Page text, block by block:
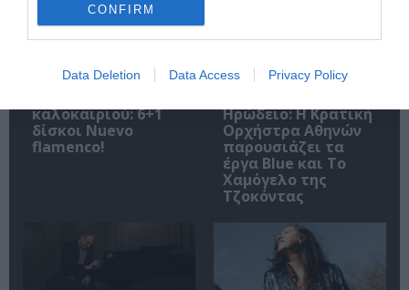
CONFIRM
Data Deletion Data Access Privacy Policy
Το soundtrack του
καλοκαιριού: 6+1
δίσκοι Nuevo
flamenco!
Η Αμερική του
Ηρώδειο: Η Κρατική
Ορχήστρα Αθηνών
παρουσιάζει τα
έργα Blue και Το
Χαμόγελο της
Τζοκόντας